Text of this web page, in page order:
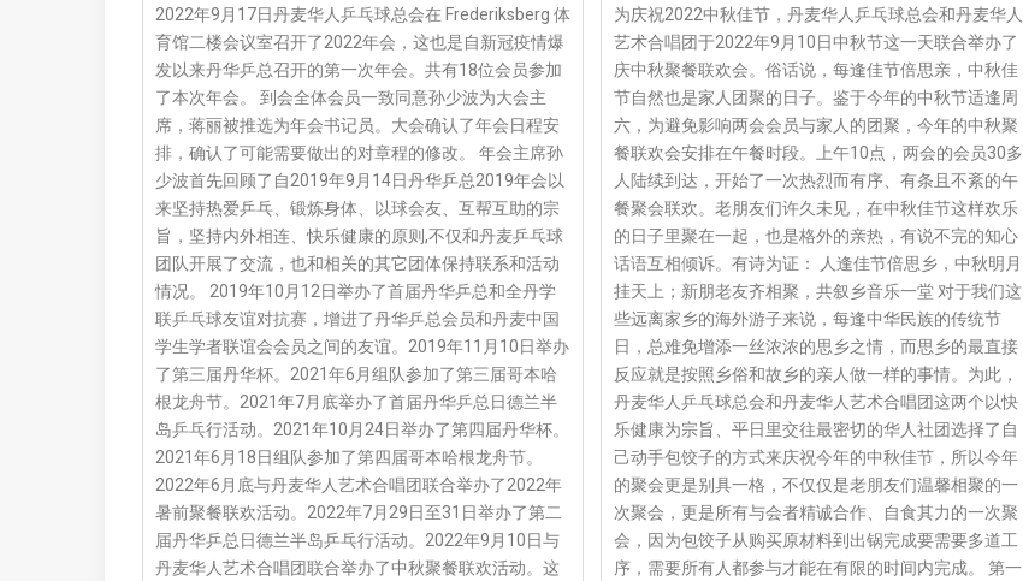
2022年9月17日丹麦华人乒乓球总会在 Frederiksberg 体
育馆二楼会议室召开了2022年会，这也是自新冠疫情爆
发以来丹华乒总召开的第一次年会。共有18位会员参加
了本次年会。 到会全体会员一致同意孙少波为大会主
席，蒋丽被推选为年会书记员。大会确认了年会日程安
排，确认了可能需要做出的对章程的修改。 年会主席孙
少波首先回顾了自2019年9月14日丹华乒总2019年会以
来坚持热爱乒乓、锻炼身体、以球会友、互帮互助的宗
旨，坚持内外相连、快乐健康的原则,不仅和丹麦乒乓球
团队开展了交流，也和相关的其它团体保持联系和活动
情况。 2019年10月12日举办了首届丹华乒总和全丹学
联乒乓球友谊对抗赛，增进了丹华乒总会员和丹麦中国
学生学者联谊会会员之间的友谊。2019年11月10日举办
了第三届丹华杯。2021年6月组队参加了第三届哥本哈
根龙舟节。2021年7月底举办了首届丹华乒总日德兰半
岛乒乓行活动。2021年10月24日举办了第四届丹华杯。
2021年6月18日组队参加了第四届哥本哈根龙舟节。
2022年6月底与丹麦华人艺术合唱团联合举办了2022年
暑前聚餐联欢活动。2022年7月29日至31日举办了第二
届丹华乒总日德兰半岛乒乓行活动。2022年9月10日与
丹麦华人艺术合唱团联合举办了中秋聚餐联欢活动。这
为庆祝2022中秋佳节，丹麦华人乒乓球总会和丹麦华人
艺术合唱团于2022年9月10日中秋节这一天联合举办了
庆中秋聚餐联欢会。俗话说，每逢佳节倍思亲，中秋佳
节自然也是家人团聚的日子。鉴于今年的中秋节适逢周
六，为避免影响两会会员与家人的团聚，今年的中秋聚
餐联欢会安排在午餐时段。上午10点，两会的会员30多
人陆续到达，开始了一次热烈而有序、有条且不紊的午
餐聚会联欢。老朋友们许久未见，在中秋佳节这样欢乐
的日子里聚在一起，也是格外的亲热，有说不完的知心
话语互相倾诉。有诗为证： 人逢佳节倍思乡，中秋明月
挂天上；新朋老友齐相聚，共叙乡音乐一堂 对于我们这
些远离家乡的海外游子来说，每逢中华民族的传统节
日，总难免增添一丝浓浓的思乡之情，而思乡的最直接
反应就是按照乡俗和故乡的亲人做一样的事情。为此，
丹麦华人乒乓球总会和丹麦华人艺术合唱团这两个以快
乐健康为宗旨、平日里交往最密切的华人社团选择了自
己动手包饺子的方式来庆祝今年的中秋佳节，所以今年
的聚会更是别具一格，不仅仅是老朋友们温馨相聚的一
次聚会，更是所有与会者精诚合作、自食其力的一次聚
会，因为包饺子从购买原材料到出锅完成要需要多道工
序，需要所有人都参与才能在有限的时间内完成。 第一